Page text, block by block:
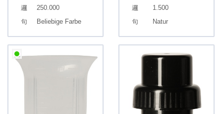
250.000
Beliebige Farbe
1.500
Natur